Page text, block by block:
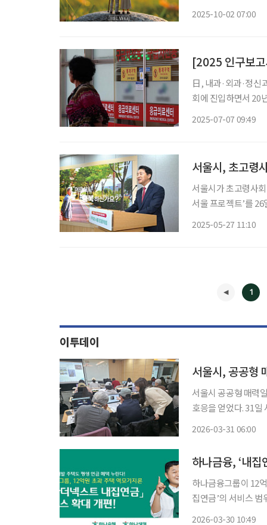
2025-10-02 07:00
[2025 인구보
日, 내과·외과·정신과 방
회에 진입하면서 20
2025-07-07 09:49
서울시, 초고령
서울시가 초고령사
서울 프로젝트’를
2025-05-27 11:10
1
이투데이
서울시 공공형 매력
호응을 얻었다. 31일 서울시는 대표 일경험 지원사업인 '서울 공공형 매력일자리'의 사전 직
2026-03-31 06:00
하나금융, ‘내
하나금융그룹이 12
집연금’의 서비스 범위를
2026-03-30 10:49